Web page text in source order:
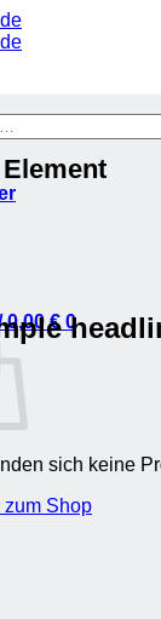
0,00€ 0
sich keine
zum Shop